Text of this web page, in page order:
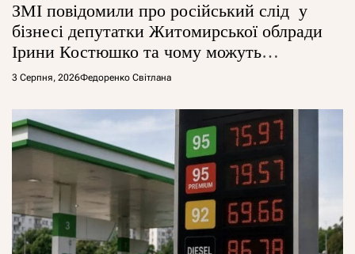
ЗМІ повідомили про російський слід у
бізнесі депутатки Житомирської облради
Ірини Костюшко та чому можуть
арештувати її активи
3 Серпня, 2026Федоренко Світлана